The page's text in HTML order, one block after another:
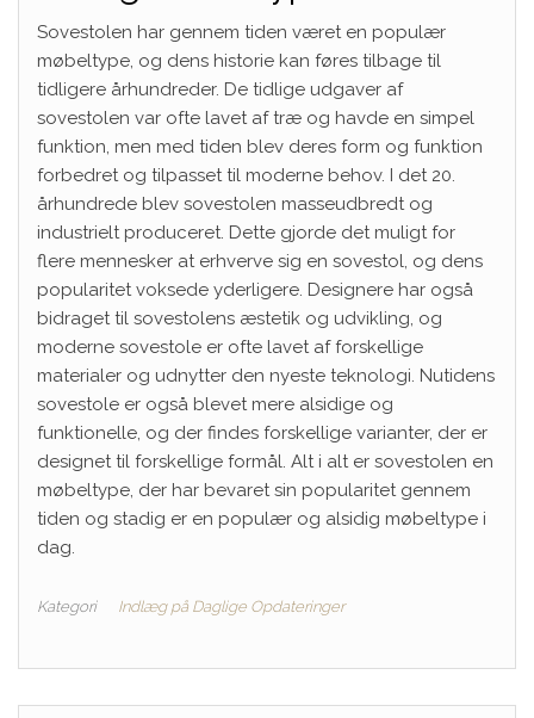
Sovestolen har gennem tiden været en populær
møbeltype, og dens historie kan føres tilbage til
tidligere århundreder. De tidlige udgaver af
sovestolen var ofte lavet af træ og havde en simpel
funktion, men med tiden blev deres form og funktion
forbedret og tilpasset til moderne behov. I det 20.
århundrede blev sovestolen masseudbredt og
industrielt produceret. Dette gjorde det muligt for
flere mennesker at erhverve sig en sovestol, og dens
popularitet voksede yderligere. Designere har også
bidraget til sovestolens æstetik og udvikling, og
moderne sovestole er ofte lavet af forskellige
materialer og udnytter den nyeste teknologi. Nutidens
sovestole er også blevet mere alsidige og
funktionelle, og der findes forskellige varianter, der er
designet til forskellige formål. Alt i alt er sovestolen en
møbeltype, der har bevaret sin popularitet gennem
tiden og stadig er en populær og alsidig møbeltype i
dag.
Kategori Indlæg på Daglige Opdateringer